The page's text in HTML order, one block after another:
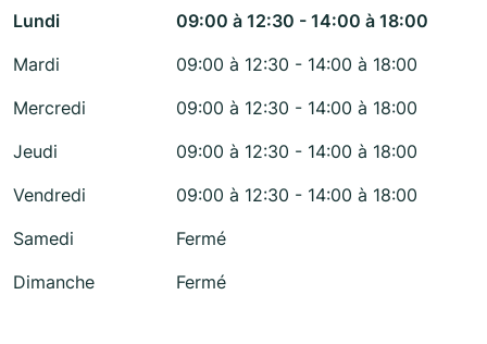
Lundi
09:00 à 12:30 - 14:00 à 18:00
Mardi
09:00 à 12:30 - 14:00 à 18:00
Mercredi
09:00 à 12:30 - 14:00 à 18:00
Jeudi
09:00 à 12:30 - 14:00 à 18:00
Vendredi
09:00 à 12:30 - 14:00 à 18:00
Samedi
Fermé
Dimanche
Fermé